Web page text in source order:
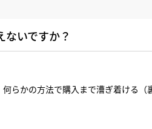
ないですか？
らかの方法で購入まで漕ぎ着ける（